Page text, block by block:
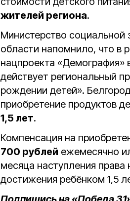
жителей региона.
Министерство социальной
области напомнило, что в
нацпроекта «Демография»
действует региональный
рождении детей».
приобретение продуктов
1,5 лет.
Компенсация на
700 рублей ежемесячно
месяца наступления
достижения ребёнком 1,5